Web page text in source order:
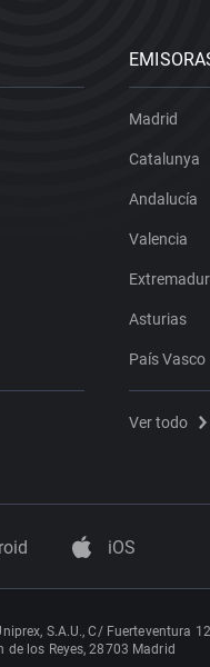
Madrid
Catalunya
Andalucía
Valencia
Asturias
País Vasco
Ver todo
iOS
S.A.U., C/ Fuerteventura 12
de los Reyes, 28703 Madrid